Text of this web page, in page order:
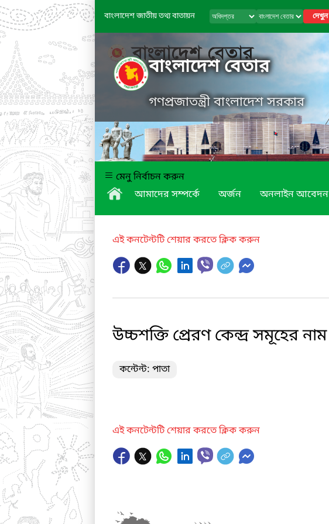
বাংলাদেশ জাতীয় তথ্য বাতায়ন দেখুন
বাংলাদেশ বেতার
গণপ্রজাতন্ত্রী বাংলাদেশ সরকার
মেনু নির্বাচন করুন
আমাদের সম্পর্কে
অর্জন অনলাইন আবেদন
এই কনটেন্টটি শেয়ার করতে ক্লিক করুন
উচ্চশক্তি প্রেরণ কেন্দ্র সমূহের নাম
কন্টেন্ট: পাতা
এই কনটেন্টটি শেয়ার করতে ক্লিক করুন